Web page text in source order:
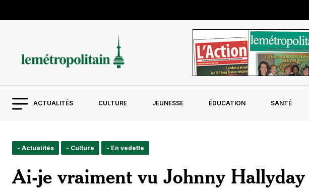
ACTUALITÉS CULTURE JEUNESSE ÉDUCATION SANTÉ
- Actualités - Culture - En vedette
Ai-je vraiment vu Johnny Hallyday